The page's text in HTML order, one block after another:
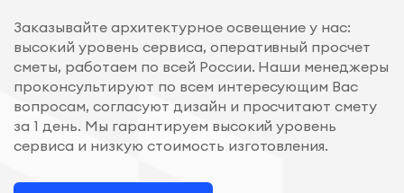
Заказывайте архитектурное освещение у нас:
высокий уровень сервиса, оперативный просчет
сметы, работаем по всей России. Наши менеджеры
проконсультируют по всем интересующим Вас
вопросам, согласуют дизайн и просчитают смету
за 1 день. Мы гарантируем высокий уровень
сервиса и низкую стоимость изготовления.